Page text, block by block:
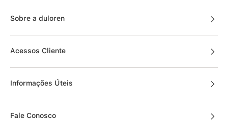
Sobre a duloren
Acessos Cliente
Informações Úteis
Fale Conosco